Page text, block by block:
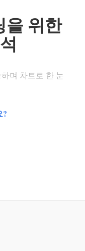
을 위한
며 차트로 한 눈
?